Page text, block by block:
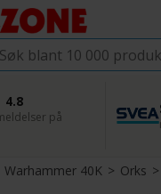
4.8
på
kl. 12
45
Warhammer 40K>Orks